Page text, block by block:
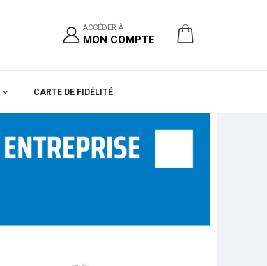
ACCÉDER À
MON COMPTE
CARTE DE FIDÉLITÉ